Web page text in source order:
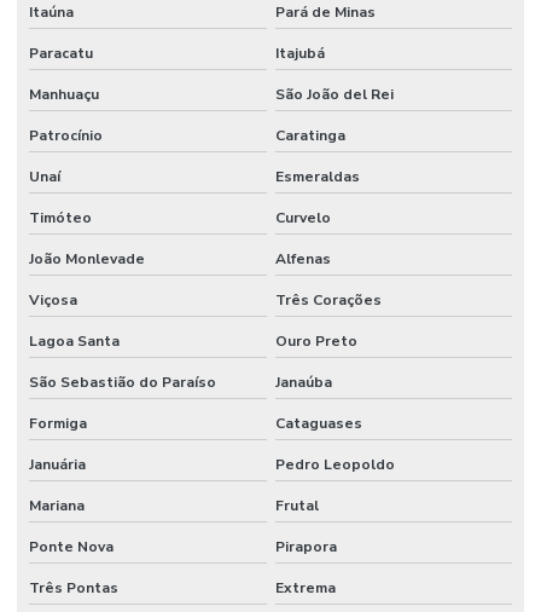
Itaúna Pará de Minas
Paracatu Itajubá
Manhuaçu São João del Rei
Patrocínio Caratinga
Unaí Esmeraldas
Timóteo Curvelo
João Monlevade Alfenas
Viçosa Três Corações
Lagoa Santa Ouro Preto
São Sebastião do Paraíso Janaúba
Formiga Cataguases
Januária Pedro Leopoldo
Mariana Frutal
Ponte Nova Pirapora
Três Pontas Extrema